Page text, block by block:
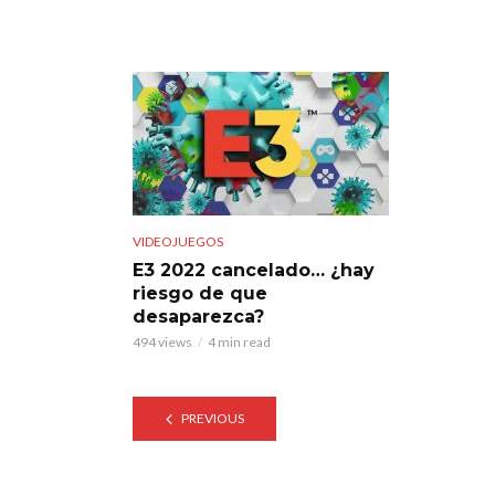
VIDEOJUEGOS
E3 2022 cancelado… ¿hay
riesgo de que
desaparezca?
494 views 4 min read
PREVIOUS